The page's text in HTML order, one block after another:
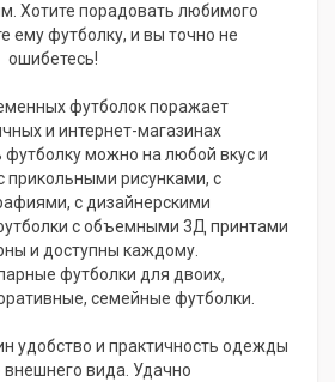
Хотите порадовать любимого
ему футболку, и вы точно не
ошибетесь!
футболок поражает
и интернет-магазинах
футболку можно на любой вкус и
прикольными рисунками, с
с дизайнерскими
с объемными 3Д принтами
и доступны каждому.
футболки для двоих,
семейные футболки.
удобство и практичность одежды
вида. Удачно